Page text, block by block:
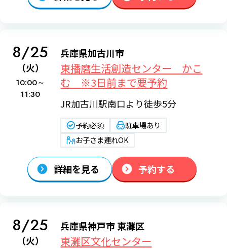
8/25
（火）
10:00～
11:30
兵庫県加古川市
東播磨生活創造センター かこ
む ※3日前まで要予約
JR加古川駅南口より徒歩5分
予約必須
駐車場あり
お子さま連れOK
詳細を見る 予約する
8/25
（火）
兵庫県神戸市 東灘区
東灘区文化センター